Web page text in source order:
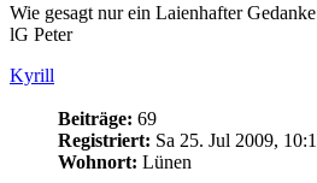
Wie gesagt nur ein Laienhafter
lG Peter
Kyrill
Beiträge: 69
Registriert: Sa 25. Jul 2009,
Wohnort: Lünen